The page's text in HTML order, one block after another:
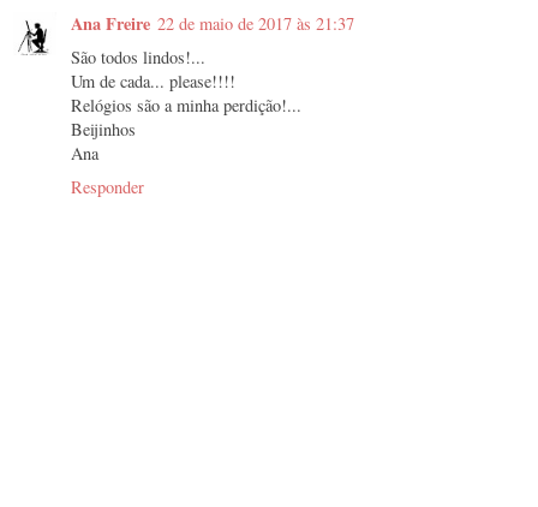
Ana Freire 22 de maio de 2017 às 21:37
São todos lindos!...
Um de cada... please!!!!
Relógios são a minha perdição!...
Beijinhos
Ana
Responder